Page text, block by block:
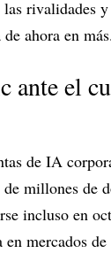
rivalidades
ahora en más.
ante el
de IA
millones de
incluso en
mercados de